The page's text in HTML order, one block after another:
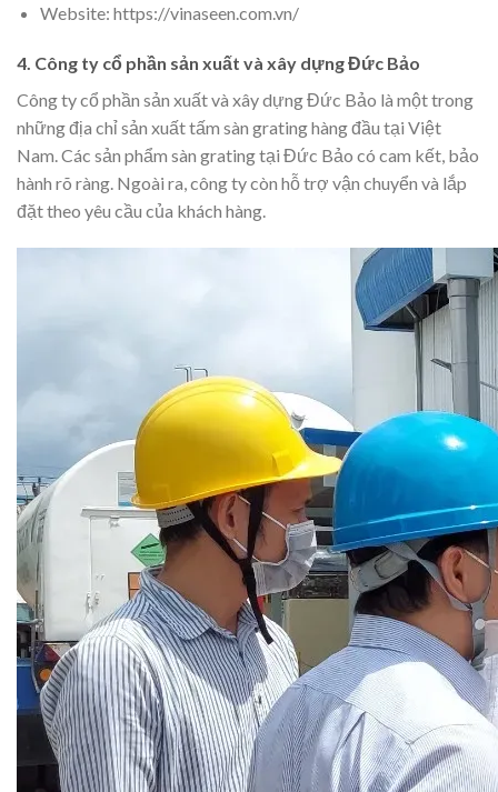
Website: https://vinaseen.com.vn/
4. Công ty cổ phần sản xuất và xây dựng Đức Bảo
Công ty cổ phần sản xuất và xây dựng Đức Bảo là một trong
những địa chỉ sản xuất tấm sàn grating hàng đầu tại Việt
Nam. Các sản phẩm sàn grating tại Đức Bảo có cam kết, bảo
hành rõ ràng. Ngoài ra, công ty còn hỗ trợ vận chuyển và lắp
đặt theo yêu cầu của khách hàng.